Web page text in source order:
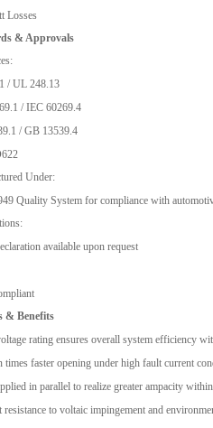
Losses
& Approvals
/ UL 248.13
/ IEC 60269.4
/ GB 13539.4
Under:
Quality System for compliance with
available upon request
& Benefits
rating ensures overall system efficiency
times faster opening under high fault current
in parallel to realize greater ampacity
resistance to voltaic impingement and